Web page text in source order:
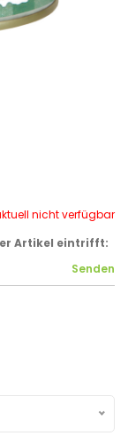
nicht verfügbar
Artikel eintrifft: